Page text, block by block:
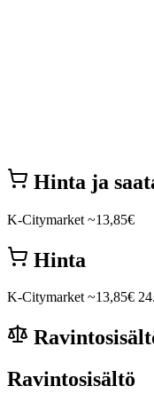
Hinta ja
K-Citymarket ~13,85€
Hinta
K-Citymarket ~13,85€
Ravintosisältö